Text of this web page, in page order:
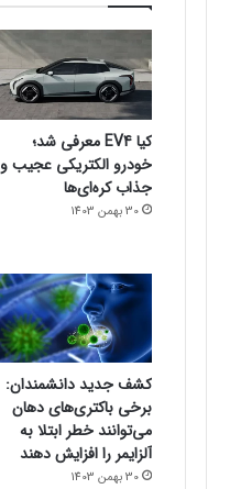
کیا EV4 معرفی شد؛
خودرو الکتریکی عجیب و
جذاب کره‌ای‌ها
30 بهمن 1403
کشف جدید دانشمندان:
برخی باکتری‌های دهان
می‌توانند خطر ابتلا به
آلزایمر را افزایش دهند
30 بهمن 1403